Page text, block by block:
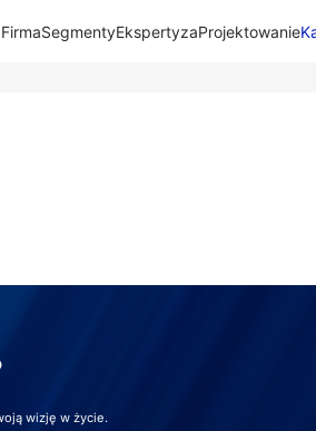
FirmaSegmentyEkspertyzaProjektowanie
wizję w życie.